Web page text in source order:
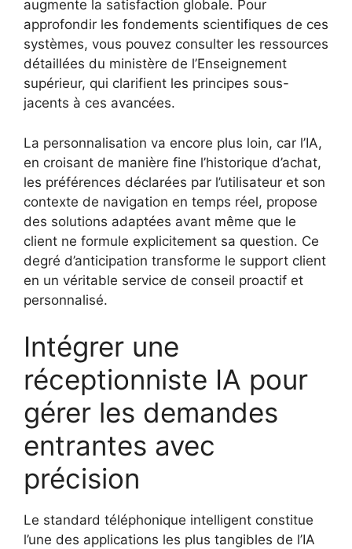
augmente la satisfaction globale. Pour
approfondir les fondements scientifiques de ces
systèmes, vous pouvez consulter les ressources
détaillées du ministère de l’Enseignement
supérieur, qui clarifient les principes sous-
jacents à ces avancées.
La personnalisation va encore plus loin, car l’IA,
en croisant de manière fine l’historique d’achat,
les préférences déclarées par l’utilisateur et son
contexte de navigation en temps réel, propose
des solutions adaptées avant même que le
client ne formule explicitement sa question. Ce
degré d’anticipation transforme le support client
en un véritable service de conseil proactif et
personnalisé.
Intégrer une
réceptionniste IA pour
gérer les demandes
entrantes avec
précision
Le standard téléphonique intelligent constitue
l’une des applications les plus tangibles de l’IA